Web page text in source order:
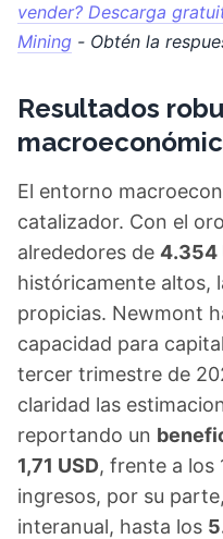
vender? Descarga
Mining - Obtén la
Resultados
El entorno
catalizador. Con el
alrededores de 4.354
históricamente altos,
propicias. Newmont
capacidad para
tercer trimestre de
claridad las
reportando un
1,71 USD, frente a los
ingresos, por su
interanual, hasta los